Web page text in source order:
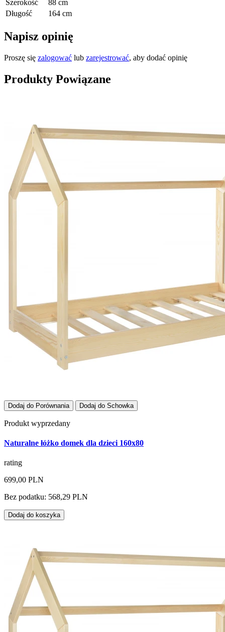
Szerokość
88 cm
Długość
164 cm
Napisz opinię
Proszę się zalogować lub zarejestrować, aby dodać opinię
Produkty Powiązane
Dodaj do Porównania Dodaj do Schowka
Produkt wyprzedany
Naturalne łóżko domek dla dzieci 160x80
rating
699,00 PLN
Bez podatku: 568,29 PLN
Dodaj do koszyka